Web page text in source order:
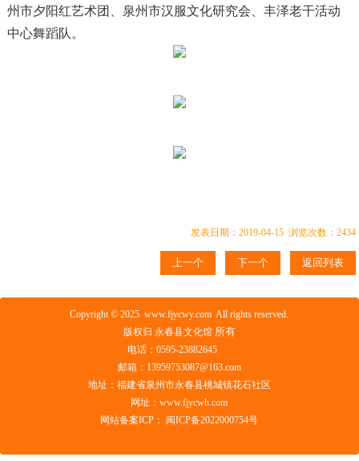
州市夕阳红艺术团、泉州市汉服文化研究会、丰泽老干活动
中心舞蹈队。
发表日期：2019-04-15 浏览次数：2434
上一个 下一个 返回列表
Copyright © 2025 www.fjycwy.com All rights reserved.
版权归 永春县文化馆 所有
电话：0595-23882645
邮箱：13959753087@163.com
地址：福建省泉州市永春县桃城镇花石社区
网址：www.fjycwh.com
网站备案ICP：
闽ICP备2022000754号